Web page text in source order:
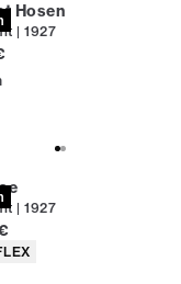
Hosen
| 1927
| 1927